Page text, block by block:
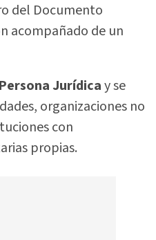
del Documento
acompañado de un
Persona Jurídicay se
organizaciones no
con
propias.